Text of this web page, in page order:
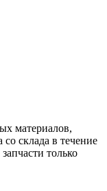
материалов,
со склада в течение
только